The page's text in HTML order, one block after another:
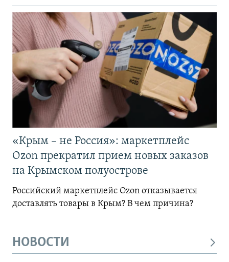
«Крым – не Россия»: маркетплейс
Ozon прекратил прием новых заказов
на Крымском полуострове
Российский маркетплейс Ozon отказывается
доставлять товары в Крым? В чем причина?
НОВОСТИ